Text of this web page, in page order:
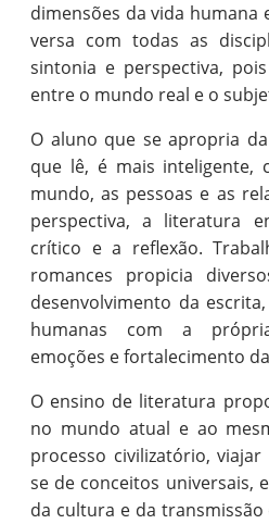
dimensões da vida humana
versa com todas as
sintonia e perspectiva,
entre o mundo real e o
O aluno que se apropria
que lê, é mais inteligente,
mundo, as pessoas e as
perspectiva, a literatura
crítico e a reflexão.
romances propicia
desenvolvimento da
humanas com a
emoções e fortalecimento
O ensino de literatura
no mundo atual e ao
processo civilizatório,
se de conceitos universais,
da cultura e da